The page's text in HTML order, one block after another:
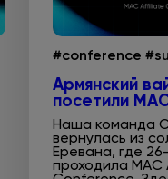
#conference
Армянский
посетили
Наша команда
вернулась из
Еревана, где
проходила MAC